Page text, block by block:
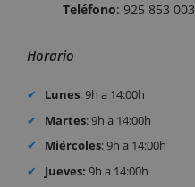
Teléfono: 925 853 003
Horario
Lunes: 9h a 14:00h
Martes: 9h a 14:00h
Miércoles: 9h a 14:00h
Jueves: 9h a 14:00h